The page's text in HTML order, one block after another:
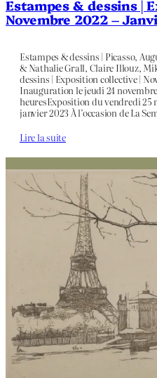
Estampes & dessins |
Novembre 2022 –
Estampes & dessins | Picasso,
& Nathalie Grall, Claire Illouz,
dessins | Exposition collective |
Inauguration le jeudi 24 novembre
heuresExposition du vendredi 25
janvier 2023 À l’occasion de La
Lire la suite